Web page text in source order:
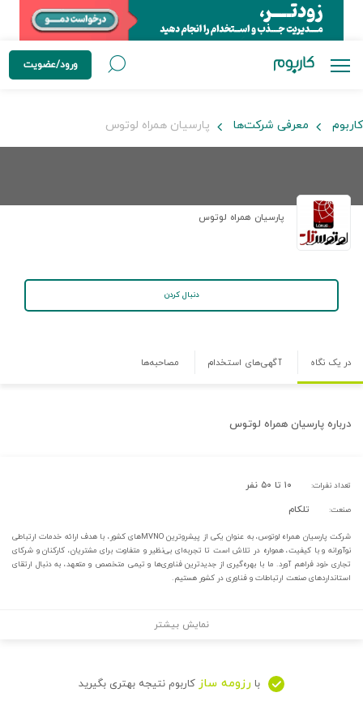
ورود/عضویت
کاربوم معرفی شرکت‌ها پارسیان همراه لوتوس
پارسیان همراه لوتوس
دنبال کردن
در یک نگاه آگهی‌های استخدام مصاحبه‌ها
درباره پارسیان همراه لوتوس
تعداد نفرات: ۱۰ تا ۵۰ نفر
صنعت: تلکام
شرکت پارسیان همراه لوتوس، به عنوان یکی از پیشروترین MVNOهای کشور، با هدف ارائه خدمات ارتباطی
نوآورانه و با کیفیت، همواره در تلاش است تا تجربه‌ای بی‌نظیر و متفاوت برای مشتریان، کارکنان و شرکای
تجاری خود فراهم آورد. ما با بهره‌گیری از جدیدترین فناوری‌ها و تیمی متخصص و متعهد، به دنبال ارتقای
استانداردهای صنعت ارتباطات و فناوری در کشور هستیم.
نمایش بیشتر
با رزومه ساز کاربوم نتیجه بهتری بگیرید